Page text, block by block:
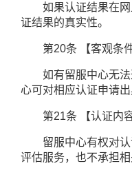
如果认证结果在网
证结果的真实性。
第20条 【客观条
如有留服中心无法
心可对相应认证申请出
第21条 【认证内
留服中心有权对认
评估服务，也不承担相